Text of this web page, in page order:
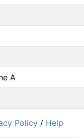
A
Policy / Help